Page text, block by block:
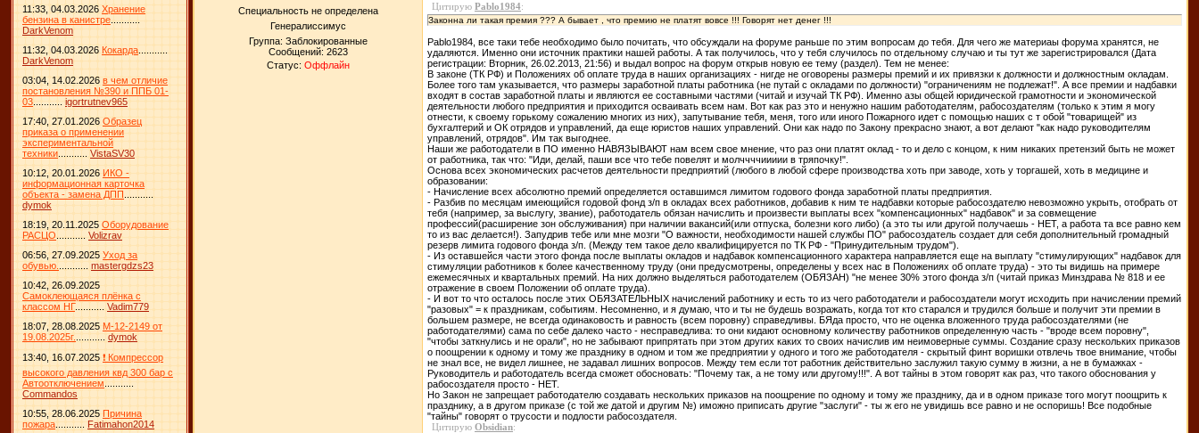
11:33, 04.03.2026 Хранение
бензина в канистре
DarkVenom
11:32, 04.03.2026 Кокарда
DarkVenom
03:04, 14.02.2026 в чем отличие
постановления №390 и ППБ 01-
03
igortrutnev965
17:40, 27.01.2026 Образец
приказа о применении
экспериментальной
техники
VistaSV30
10:12, 20.01.2026 ИКО -
информационная карточка
объекта - замена ДПП
dymok
18:19, 20.11.2025 Оборудование
РАСЦО
Volizrav
06:56, 27.09.2025 Уход за
обувью.
mastergdzs23
10:42, 26.09.2025
Самоклеющаяся плёнка с
классом НГ...........
Vadim779
18:07, 28.08.2025 М-12-2149 от
19.08.2025г.
dymok
13:40, 16.07.2025 ❗ Компрессор
высокого давления квд 300 бар с
Автоотключением
Commandos
10:55, 28.06.2025 Причина
пожара
Fatimahon2014
Специальность не определена
Генералиссимус
Группа: Заблокированные
Сообщений: 2623
Статус: Оффлайн
Цитирую Pablo1984:
Законна ли такая премия ??? А бывает , что премию не платят вовсе !!! Говорят нет денег !!!
Pablo1984, все таки тебе необходимо было почитать, что обсуждали на форуме раньше по этим вопросам до тебя. Для чего же материаы форума хранятся, не
удаляются. Именно они источник практики нашей работы. А так получилось, что у тебя случилось по отдельному случаю и ты тут же зарегистрировался (Дата
регистрации: Вторник, 26.02.2013, 21:56) и выдал вопрос на форум открыв новую ее тему (раздел). Тем не менее:
В законе (ТК РФ) и Положениях об оплате труда в наших организациях - нигде не оговорены размеры премий и их привязки к должности и должностным окладам.
Более того там указывается, что размеры заработной платы работника (не путай с окладами по должности) "ограничениям не подлежат!". А все премии и надбавки
входят в состав заработной платы и являются ее составными частями (читай и изучай ТК РФ). Именно азы общей юридической грамотности и экономической
деятельности любого предприятия и приходится осваивать всем нам. Вот как раз это и ненужно нашим работодателям, рабосоздателям (только к этим я могу
отнести, к своему горькому сожалению многих из них), запутывание тебя, меня, того или иного Пожарного идет с помощью наших с т обой "товарищей" из
бухгалтерий и ОК отрядов и управлений, да еще юристов наших управлений. Они как надо по Закону прекрасно знают, а вот делают "как надо руководителям
управлений, отрядов". Им так выгоднее.
Наши же работодатели в ПО именно НАВЯЗЫВАЮТ нам всем свое мнение, что раз они платят оклад - то и дело с концом, к ним никаких претензий быть не может
от работника, так что: "Иди, делай, паши все что тебе повелят и молччччиииии в тряпочку!".
Основа всех экономических расчетов деятельности предприятий (любого в любой сфере производства хоть при заводе, хоть у торгашей, хоть в медицине и
образовании:
- Начисление всех абсолютно премий определяется оставшимся лимитом годового фонда заработной платы предприятия.
- Разбив по месяцам имеющийся годовой фонд з/п в окладах всех работников, добавив к ним те надбавки которые рабосоздателю невозможно укрыть, отобрать от
тебя (например, за выслугу, звание), работодатель обязан начислить и произвести выплаты всех "компенсационных" надбавок" и за совмещение
профессий(расширение зон обслуживания) при наличии вакансий(или отпуска, болезни кого либо) (а это ты или другой получаешь - НЕТ, а работа та все равно кем
то из вас делается!). Запудрив тебе или мне мозги "О важности, необходимости нашей службы ПО" рабосоздатель создает для себя дополнительный громадный
резерв лимита годового фонда з/п. (Между тем такое дело квалифицируется по ТК РФ - "Принудительным трудом").
- Из оставшейся части этого фонда после выплаты окладов и надбавок компенсационного характера направляется еще на выплату "стимулирующих" надбавок для
стимуляции работников к более качественному труду (они предусмотрены, определены у всех нас в Положениях об оплате труда) - это ты видишь на примере
ежемесячных и квартальных премий. На них должно выделяться работодателем (ОБЯЗАН) "не менее 30% этого фонда з/п (читай приказ Минздрава № 818 и ее
отражение в своем Положении об оплате труда).
- И вот то что осталось после этих ОБЯЗАТЕЛЬНЫХ начислений работнику и есть то из чего работодатели и рабосоздатели могут исходить при начислении премий
"разовых" = к праздникам, событиям. Несомненно, и я думаю, что и ты не будешь возражать, когда тот кто старался и трудился больше и получит эти премии в
большем размере, не всегда одинаковость и равность (всем поровну) справедливы. БЯда просто, что не оценка вложенного труда рабосоздателями (не
работодателями) сама по себе далеко часто - несправедлива: то они кидают основному количеству работников определенную часть - "вроде всем поровну",
"чтобы заткнулись и не орали", но не забывают припрятать при этом других каких то своих начислив им неимоверные суммы. Создание сразу нескольких приказов
о поощрении к одному и тому же празднику в одном и том же предприятии у одного и того же работодателя - скрытый финт воришки отвлечь твое внимание, чтобы
не знал все, не видел лишнее, не задавал лишних вопросов. Между тем если тот работник действительно заслужил такую сумму в жизни, а не в бумажках -
Руководитель и работодатель всегда сможет обосновать: "Почему так, а не тому или другому!!!". А вот тайны в этом говорят как раз, что такого обоснования у
рабосоздателя просто - НЕТ.
Но Закон не запрещает работодателю создавать нескольких приказов на поощрение по одному и тому же празднику, да и в одном приказе того могут поощрить к
празднику, а в другом приказе (с той же датой и другим №) иможно приписать другие "заслуги" - ты ж его не увидишь все равно и не оспоришь! Все подобные
"тайны" говорят о трусости и подлости рабосоздателя.
Цитирую Obsidian: